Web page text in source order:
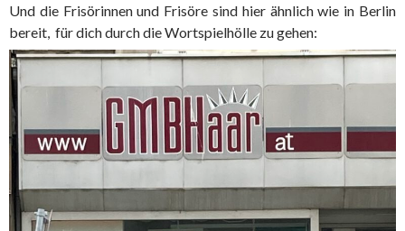
Und die Frisörinnen und Frisöre sind hier ähnlich wie in Berlin
bereit, für dich durch die Wortspielhölle zu gehen: